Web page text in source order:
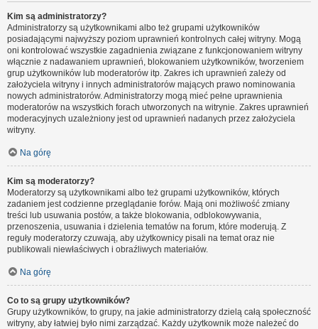
Kim są administratorzy?
Administratorzy są użytkownikami albo też grupami użytkowników
posiadającymi najwyższy poziom uprawnień kontrolnych całej witryny. Mogą
oni kontrolować wszystkie zagadnienia związane z funkcjonowaniem witryny
włącznie z nadawaniem uprawnień, blokowaniem użytkowników, tworzeniem
grup użytkowników lub moderatorów itp. Zakres ich uprawnień zależy od
założyciela witryny i innych administratorów mających prawo nominowania
nowych administratorów. Administratorzy mogą mieć pełne uprawnienia
moderatorów na wszystkich forach utworzonych na witrynie. Zakres uprawnień
moderacyjnych uzależniony jest od uprawnień nadanych przez założyciela
witryny.
Na górę
Kim są moderatorzy?
Moderatorzy są użytkownikami albo też grupami użytkowników, których
zadaniem jest codzienne przeglądanie forów. Mają oni możliwość zmiany
treści lub usuwania postów, a także blokowania, odblokowywania,
przenoszenia, usuwania i dzielenia tematów na forum, które moderują. Z
reguły moderatorzy czuwają, aby użytkownicy pisali na temat oraz nie
publikowali niewłaściwych i obraźliwych materiałów.
Na górę
Co to są grupy użytkowników?
Grupy użytkowników, to grupy, na jakie administratorzy dzielą całą społeczność
witryny, aby łatwiej było nimi zarządzać. Każdy użytkownik może należeć do